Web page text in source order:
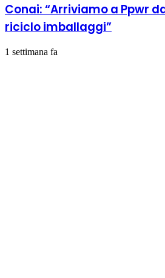
Conai: “Arriviamo a Ppwr
riciclo imballaggi”
1 settimana fa